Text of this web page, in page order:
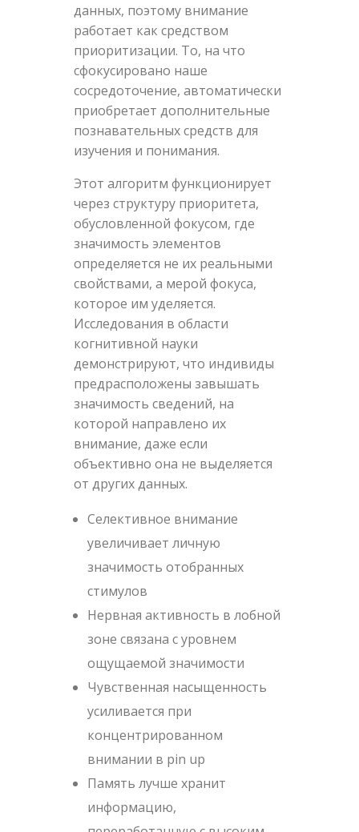
данных, поэтому внимание
работает как средством
приоритизации. То, на что
сфокусировано наше
сосредоточение, автоматически
приобретает дополнительные
познавательных средств для
изучения и понимания.
Этот алгоритм функционирует
через структуру приоритета,
обусловленной фокусом, где
значимость элементов
определяется не их реальными
свойствами, а мерой фокуса,
которое им уделяется.
Исследования в области
когнитивной науки
демонстрируют, что индивиды
предрасположены завышать
значимость сведений, на
которой направлено их
внимание, даже если
объективно она не выделяется
от других данных.
Селективное внимание
увеличивает личную
значимость отобранных
стимулов
Нервная активность в лобной
зоне связана с уровнем
ощущаемой значимости
Чувственная насыщенность
усиливается при
концентрированном
внимании в pin up
Память лучше хранит
информацию,